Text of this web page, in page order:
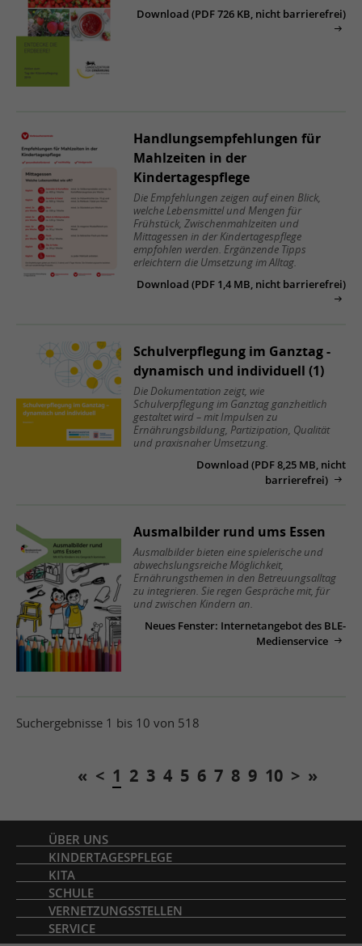
Download (PDF 726 KB, nicht barrierefrei)
Handlungsempfehlungen für
Mahlzeiten in der
Kindertagespflege
Die Empfehlungen zeigen auf einen Blick,
welche Lebensmittel und Mengen für
Frühstück, Zwischenmahlzeiten und
Mittagessen in der Kindertagespflege
empfohlen werden. Ergänzende Tipps
erleichtern die Umsetzung im Alltag.
Download (PDF 1,4 MB, nicht barrierefrei)
Schulverpflegung im Ganztag -
dynamisch und individuell (1)
Die Dokumentation zeigt, wie
Schulverpflegung im Ganztag ganzheitlich
gestaltet wird – mit Impulsen zu
Ernährungsbildung, Partizipation, Qualität
und praxisnaher Umsetzung.
Download (PDF 8,25 MB, nicht
barrierefrei)
Ausmalbilder rund ums Essen
Ausmalbilder bieten eine spielerische und
abwechslungsreiche Möglichkeit,
Ernährungsthemen in den Betreuungsalltag
zu integrieren. Sie regen Gespräche mit, für
und zwischen Kindern an.
Neues Fenster: Internetangebot des BLE-
Medienservice
Suchergebnisse 1 bis 10 von 518
« < 1 2 3 4 5 6 7 8 9 10 > »
Inhaltsverzeichnis
ÜBER UNS
KINDERTAGESPFLEGE
KITA
SCHULE
VERNETZUNGSSTELLEN
SERVICE